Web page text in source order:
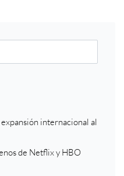
internacional al
de Netflix y HBO